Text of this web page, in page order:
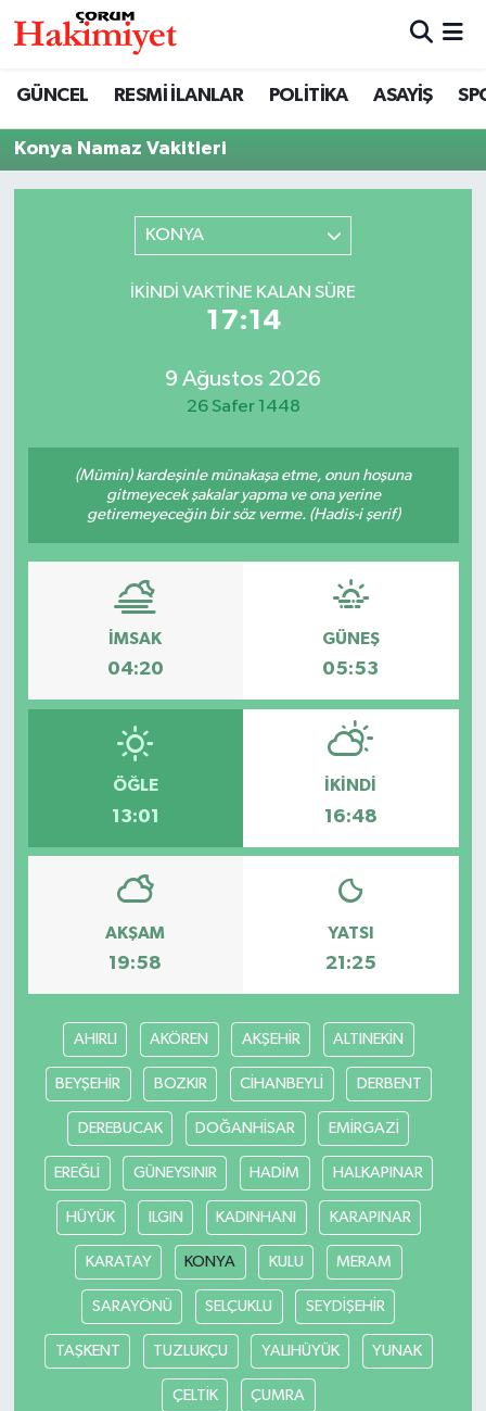
GÜNCEL RESMİ İLANLAR POLİTİKA ASAYİŞ
Konya Namaz Vakitleri
KONYA
İKINDI VAKTINE KALAN SÜRE
17:14
9 Ağustos 2026
26 Safer 1448
(Mümin) kardeşinle münakaşa etme, onun hoşuna
gitmeyecek şakalar yapma ve ona yerine
getiremeyeceğin bir söz verme. (Hadis-i şerif)
İMSAK
04:20
GÜNEŞ
05:53
ÖĞLE
13:01
İKINDI
16:48
AKŞAM
19:58
YATSI
21:25
AHIRLI AKÖREN AKŞEHİR ALTINEKİN
BEYŞEHİR BOZKIR CİHANBEYLİ DERBENT
DEREBUCAK DOĞANHİSAR EMİRGAZİ
EREĞLİ GÜNEYSINIR HADİM HALKAPINAR
HÜYÜK ILGIN KADINHANI KARAPINAR
KARATAY KONYA KULU MERAM
SARAYÖNÜ SELÇUKLU SEYDİŞEHİR
TAŞKENT TUZLUKÇU YALIHÜYÜK YUNAK
ÇELTİK ÇUMRA
POLİTİKA
SAĞLIK
EKONOMİ
EĞİTİM
İLÇELER
OTOPARK
TEKNOLOJİ
Nöbetçi Eczaneler
Hava Durumu
Çorum Namaz Vakitleri
Süper Lig Puan Durumu ve Fikstür
Son Dakika Haberleri
Haber Arşivi